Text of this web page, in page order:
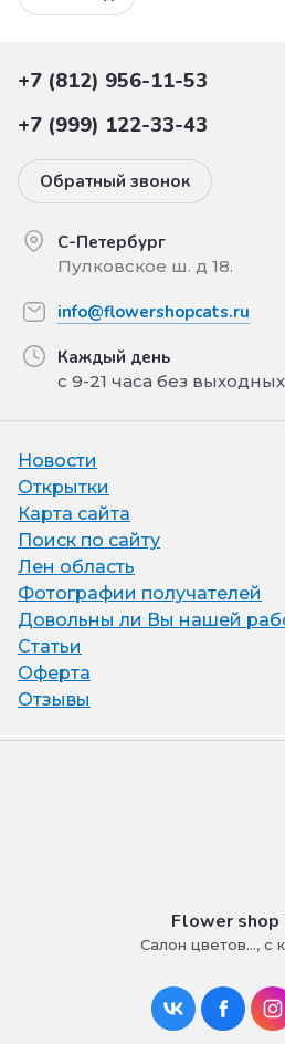
+7 (812) 956-11-53
+7 (999) 122-33-43
Обратный звонок
С-Петербург
Пулковское ш. д 18.
info@flowershopcats.ru
Каждый день
с 9-21 часа без выходных
Новости
Открытки
Карта сайта
Поиск по сайту
Лен область
Фотографии получателей
Довольны ли Вы нашей
Статьи
Оферта
Отзывы
Flower shop
Салон цветов..., с